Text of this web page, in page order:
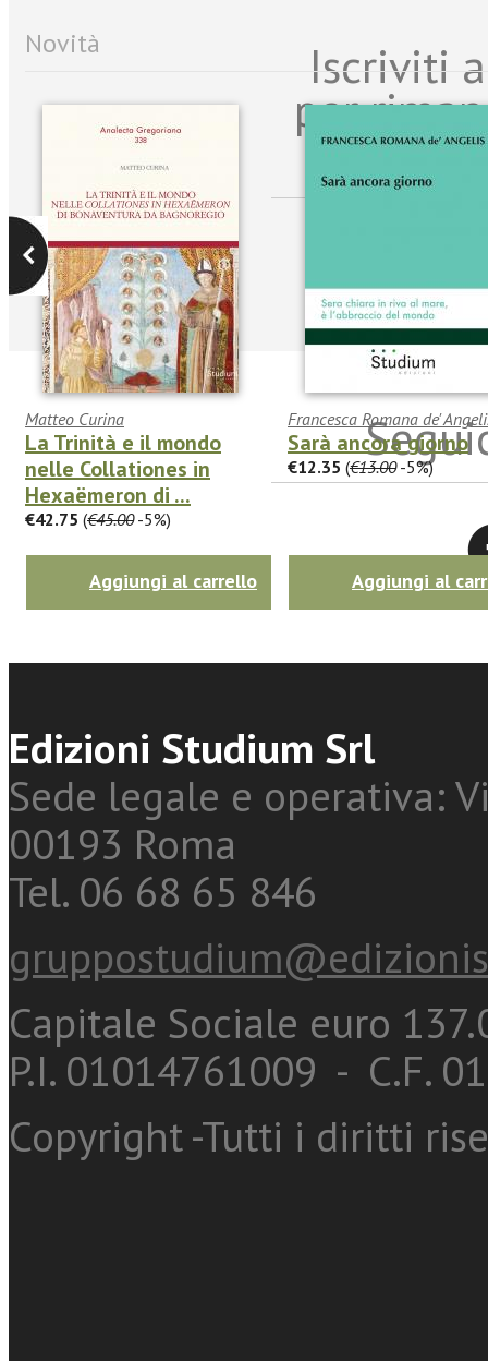
Novità
Matteo Curina
La Trinità e il mondo
nelle Collationes in
Hexaëmeron di ...
€42.75 (€45.00-5%)
Aggiungi al carrello
Francesca Romana de'
Sarà ancora giorno
€12.35 (€13.00-5%)
Aggiungi al
Iscriviti
per
sulle
Twitter
Edizioni Studium Srl
Sede legale e operativa:
00193 Roma
Tel. 06 68 65 846
Capitale Sociale euro
P.I. 01014761009 - C.F.
Copyright -Tutti i diritti